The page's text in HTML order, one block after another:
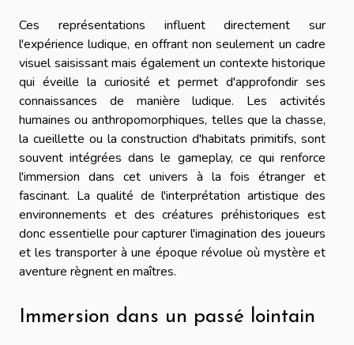
Ces représentations influent directement sur
l'expérience ludique, en offrant non seulement un cadre
visuel saisissant mais également un contexte historique
qui éveille la curiosité et permet d'approfondir ses
connaissances de manière ludique. Les activités
humaines ou anthropomorphiques, telles que la chasse,
la cueillette ou la construction d'habitats primitifs, sont
souvent intégrées dans le gameplay, ce qui renforce
l'immersion dans cet univers à la fois étranger et
fascinant. La qualité de l'interprétation artistique des
environnements et des créatures préhistoriques est
donc essentielle pour capturer l'imagination des joueurs
et les transporter à une époque révolue où mystère et
aventure règnent en maîtres.
Immersion dans un passé lointain